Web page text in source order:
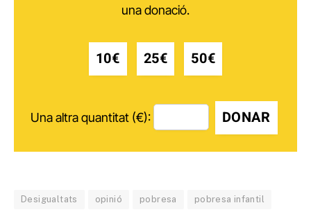
una donació.
10€ 25€ 50€
Una altra quantitat (€): DONAR
Desigualtats opinió pobresa pobresa infantil